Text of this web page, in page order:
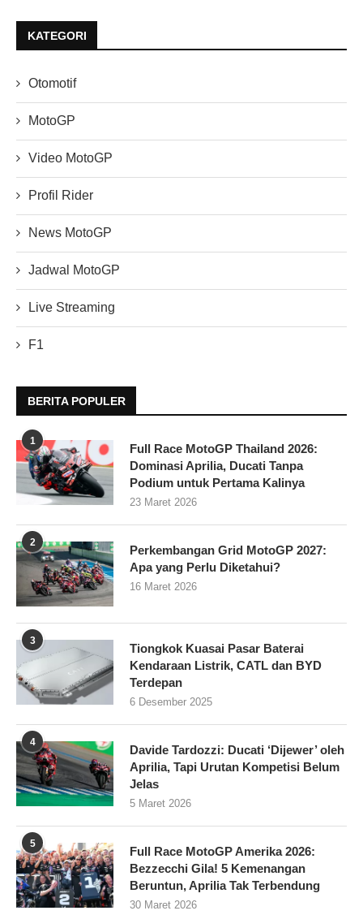
KATEGORI
Otomotif
MotoGP
Video MotoGP
Profil Rider
News MotoGP
Jadwal MotoGP
Live Streaming
F1
BERITA POPULER
1
Full Race MotoGP Thailand 2026:
Dominasi Aprilia, Ducati Tanpa
Podium untuk Pertama Kalinya
23 Maret 2026
2
Perkembangan Grid MotoGP 2027:
Apa yang Perlu Diketahui?
16 Maret 2026
3
Tiongkok Kuasai Pasar Baterai
Kendaraan Listrik, CATL dan BYD
Terdepan
6 Desember 2025
4
Davide Tardozzi: Ducati ‘Dijewer’ oleh
Aprilia, Tapi Urutan Kompetisi Belum
Jelas
5 Maret 2026
5
Full Race MotoGP Amerika 2026:
Bezzecchi Gila! 5 Kemenangan
Beruntun, Aprilia Tak Terbendung
30 Maret 2026